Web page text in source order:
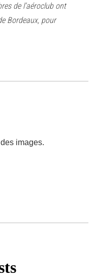
de l’aéroclub ont
Bordeaux, pour
images.